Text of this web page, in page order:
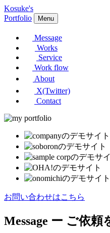
Kosuke's
Portfolio
Menu
Message
Works
Service
Work flow
About
X(Twitter)
Contact
お問い合わせはこちら
Message ー ご依頼